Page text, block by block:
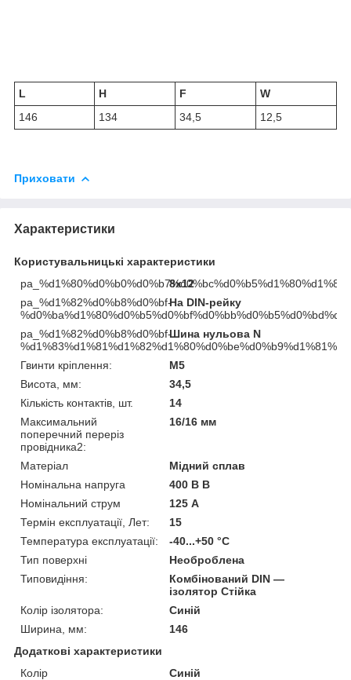
L H F
W
146
134 34,5 12,5
Приховати
Характеристики
Користувальницькі характеристики
pa_%d1%80%d0%b0%d0%b7%d0%bc%d0%b5%d1%80%d1%8b
8х12
pa_%d1%82%d0%b8%d0%bf-На DIN-рейку
pa_%d1%82%d0%b8%d0%bf-Шина нульова N
Гвинти кріплення:
М5
Висота, мм:
34,5
Кількість контактів, шт.
14
Максимальний
поперечний переріз
провідника2:
16/16 мм
Матеріал
Мідний сплав
Номінальна напруга
400 В В
Номінальний струм
125 А
Термін експлуатації, Лет:
15
Температура експлуатації:
-40...+50 °C
Тип поверхні
Необроблена
Типовидіння:
Комбінований DIN —
ізолятор Стійка
Колір ізолятора:
Синій
Ширина, мм:
146
Додаткові характеристики
Колір
Синій